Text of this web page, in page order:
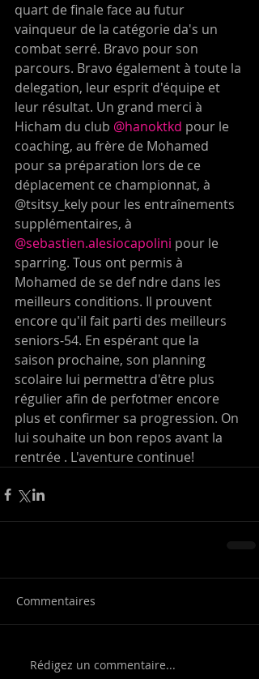
quart de finale face au futur
vainqueur de la catégorie da's un
combat serré. Bravo pour son
parcours. Bravo également à toute la
delegation, leur esprit d'équipe et
leur résultat. Un grand merci à
Hicham du club @hanoktkd pour le
coaching, au frère de Mohamed
pour sa préparation lors de ce
déplacement ce championnat, à
@tsitsy_kely pour les entraînements
supplémentaires, à
@sebastien.alesiocapolini pour le
sparring. Tous ont permis à
Mohamed de se def ndre dans les
meilleurs conditions. Il prouvent
encore qu'il fait parti des meilleurs
seniors-54. En espérant que la
saison prochaine, son planning
scolaire lui permettra d'être plus
régulier afin de perfotmer encore
plus et confirmer sa progression. On
lui souhaite un bon repos avant la
rentrée . L'aventure continue!
Commentaires
Rédigez un commentaire...